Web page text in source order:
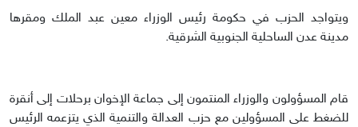
ويتواجد الحزب في حكومة رئيس الوزراء معين عبد الملك ومقرها
مدينة عدن الساحلية الجنوبية الشرقية.
قام المسؤولون والوزراء المنتمون إلى جماعة الإخوان برحلات إلى أنقرة
للضغط على المسؤولين مع حزب العدالة والتنمية الذي يتزعمه الرئيس